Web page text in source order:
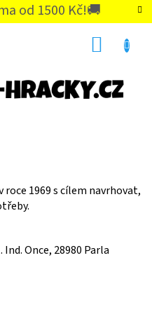
od 1500 Kč!🚚
1969 s cílem navrhovat,
Once, 28980 Parla